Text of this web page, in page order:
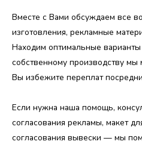
Вместе с Вами обсуждаем все
изготовления, рекламные
Находим оптимальные варианты
собственному производству
Вы избежите переплат
Если нужна наша помощь,
согласования рекламы, макет
согласования вывески — мы